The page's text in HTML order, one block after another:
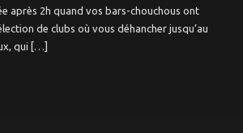
Triangle d’Or
Rive droite
après 2h quand vos bars-chouchous ont
de clubs où vous déhancher jusqu’au
qui […]